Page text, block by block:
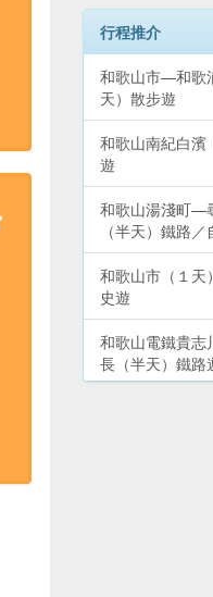
行程推介
和歌山市—和歌
天）散步遊
和歌山南紀白濱
遊
和歌山湯淺町—
（半天）鐵路／
和歌山市（１天
史遊
和歌山電鐵貴
長（半天）鐵路